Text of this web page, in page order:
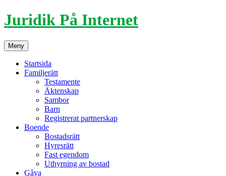
Hoppa
till
Juridik På Internet
Meny
Startsida
Familjerätt
Testamente
Äktenskap
Sambor
Barn
Registrerat partnerskap
Boende
Bostadsrätt
Hyresrätt
Fast egendom
Uthyrning av bostad
Gåva